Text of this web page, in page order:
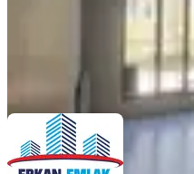
Erkan Doğan